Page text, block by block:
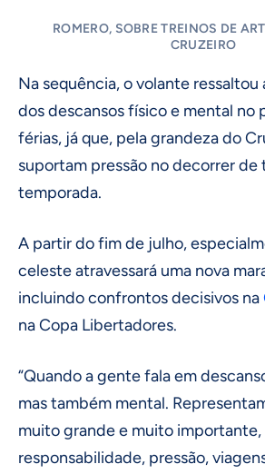
ROMERO, SOBRE TREINOS DE
CRUZEIRO
Na sequência, o volante
dos descansos físico e mental no
férias, já que, pela grandeza do
suportam pressão no decorrer de
temporada.
A partir do fim de julho,
celeste atravessará uma nova
incluindo confrontos decisivos na
na Copa Libertadores.
“Quando a gente fala em
mas também mental.
muito grande e muito importante,
responsabilidade, pressão,